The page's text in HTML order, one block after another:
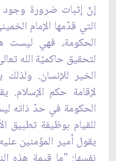
إنّ إثبات ضرورة وجود
التي قدّمها الإمام
الحكومة، فهي ليست
لتحقيق حاكميّة الله
الخير للإنسان.
لإقامة حكم
الحكومة في حدّ ذاته
للقيام بوظيفة تطبيق